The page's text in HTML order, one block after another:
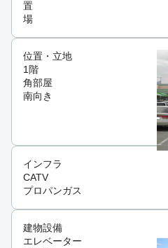
置
場
位置・立地
1階
角部屋
南向き
インフラ
CATV
プロパンガス
建物設備
エレベーター